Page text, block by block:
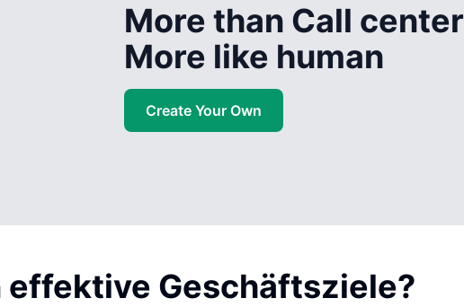
More than Call center
More like human
Create Your Own
effektive Geschäftsziele?